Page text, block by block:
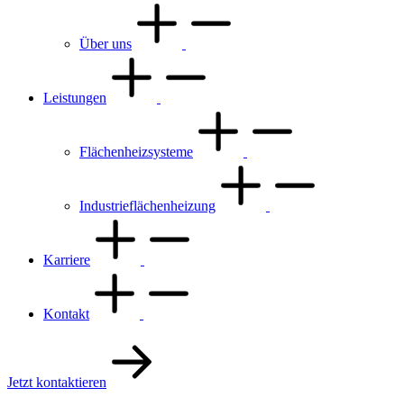
Über uns
Leistungen
Flächenheizsysteme
Industrieflächenheizung
Karriere
Kontakt
Jetzt kontaktieren